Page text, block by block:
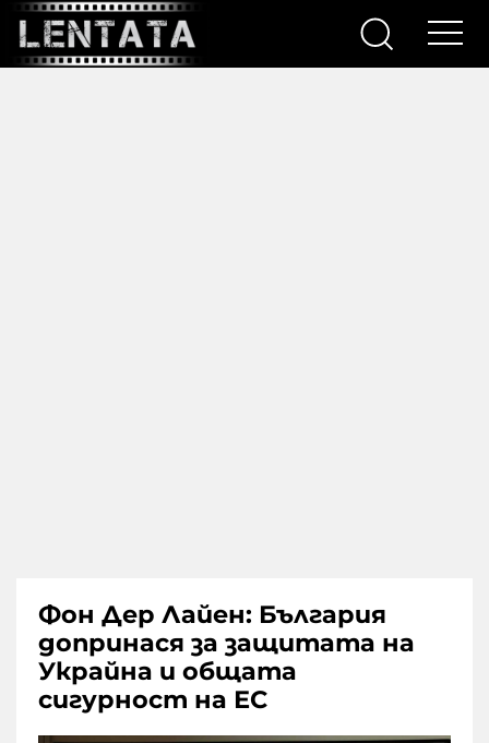
Фон Дер Лайен: България
допринася за защитата на
Украйна и общата
сигурност на ЕС